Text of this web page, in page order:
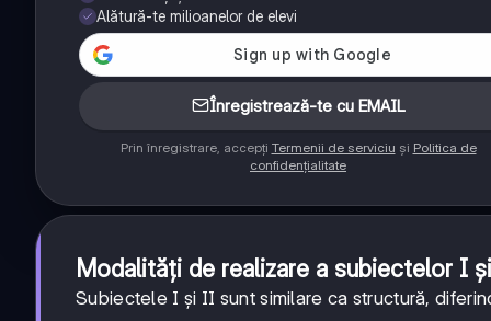
Alătură-te milioanelor de elevi
Înregistrează-te cu EMAIL
Prin înregistrare, accepți Termenii de serviciu și Politica de
confidențialitate
Modalități de realizare a subiectelor I
Subiectele I și II sunt similare ca structură,